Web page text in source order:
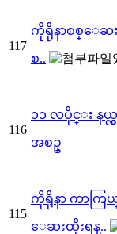
117
ကိုရိုနာစစ္ေဆး
စ..
116
၁၁ လပိုင္း န
အစဥ္
115
ကိုရိုနာ ကာက
ေဆးထိုးရန္..